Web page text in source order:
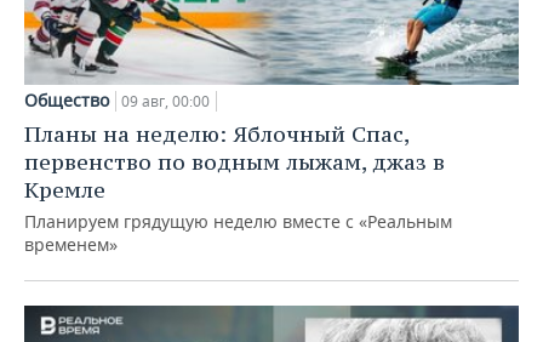
Общество 09 авг, 00:00
Планы на неделю: Яблочный Спас,
первенство по водным лыжам, джаз в
Кремле
Планируем грядущую неделю вместе с «Реальным
временем»